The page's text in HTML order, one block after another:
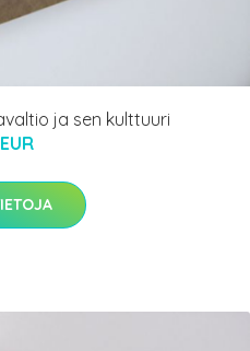
ja sen kulttuuri